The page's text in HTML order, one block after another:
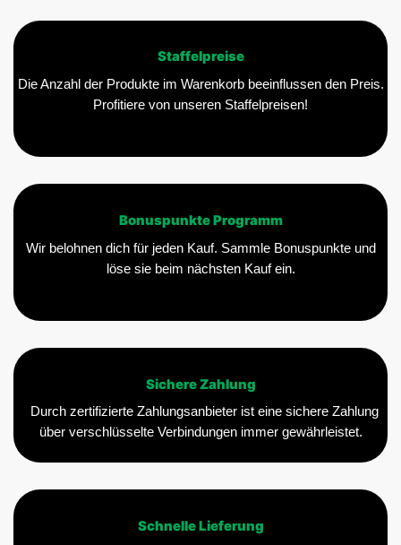
Staffelpreise
Die Anzahl der Produkte im Warenkorb beeinflussen den Preis.
Profitiere von unseren Staffelpreisen!
Bonuspunkte Programm
Wir belohnen dich für jeden Kauf. Sammle Bonuspunkte und
löse sie beim nächsten Kauf ein.
Sichere Zahlung
Durch zertifizierte Zahlungsanbieter ist eine sichere Zahlung
über verschlüsselte Verbindungen immer gewährleistet.
Schnelle Lieferung